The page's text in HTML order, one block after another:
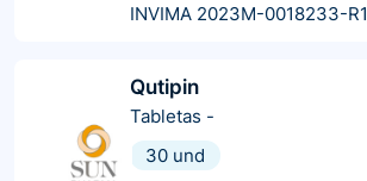
INVIMA 2023M-0018233-R1
Qutipin
Tabletas -
30 und